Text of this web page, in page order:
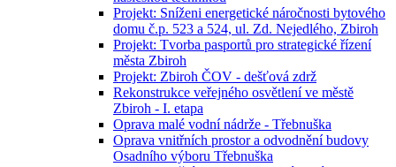
Projekt: Sníženi energetické náročnosti bytového
domu č.p. 523 a 524, ul. Zd. Nejedlého, Zbiroh
Projekt: Tvorba pasportů pro strategické řízení
města Zbiroh
Projekt: Zbiroh ČOV - dešťová zdrž
Rekonstrukce veřejného osvětlení ve městě
Zbiroh - I. etapa
Oprava malé vodní nádrže - Třebnuška
Oprava vnitřních prostor a odvodnění budovy
Osadního výboru Třebnuška